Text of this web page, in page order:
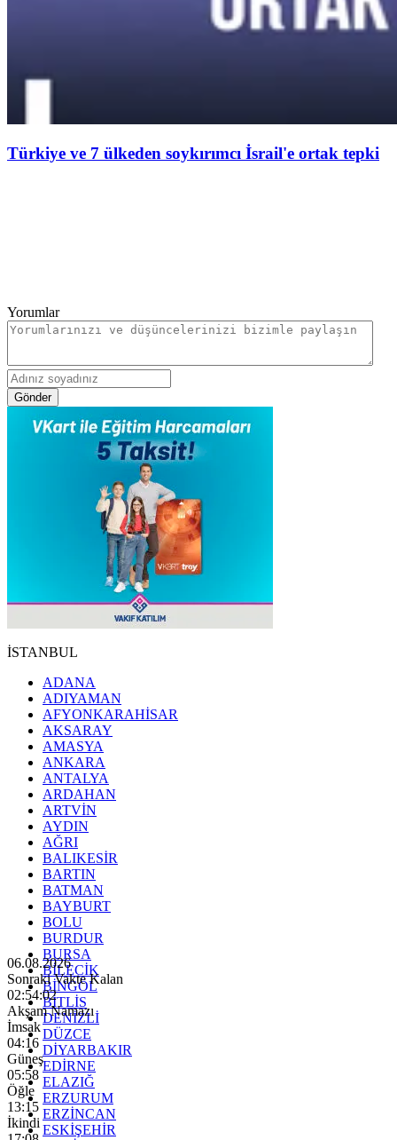
Türkiye ve 7 ülkeden soykırımcı İsrail'e ortak tepki
Yorumlar
Gönder
İSTANBUL
ADANA
ADIYAMAN
AFYONKARAHİSAR
AKSARAY
AMASYA
ANKARA
ANTALYA
ARDAHAN
ARTVİN
AYDIN
AĞRI
BALIKESİR
BARTIN
BATMAN
BAYBURT
BOLU
BURDUR
BURSA
BİLECİK
BİNGÖL
BİTLİS
DENİZLİ
DÜZCE
DİYARBAKIR
EDİRNE
ELAZIĞ
ERZURUM
ERZİNCAN
ESKİŞEHİR
06.08.2026
Sonraki Vakte Kalan
02:54:00
Akşam Namazı
İmsak
04:16
Güneş
05:58
Öğle
13:15
İkindi